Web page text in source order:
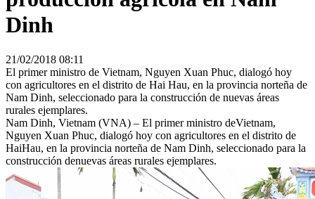
Dinh
21/02/2018 08:11
El primer ministro de Vietnam, Nguyen Xuan Phuc, dialogó hoy
con agricultores en el distrito de Hai Hau, en la provincia norteña de
Nam Dinh, seleccionado para la construcción de nuevas áreas
rurales ejemplares.
Nam Dinh, Vietnam (VNA) – El primer ministro deVietnam,
Nguyen Xuan Phuc, dialogó hoy con agricultores en el distrito de
HaiHau, en la provincia norteña de Nam Dinh, seleccionado para la
construcción denuevas áreas rurales ejemplares.